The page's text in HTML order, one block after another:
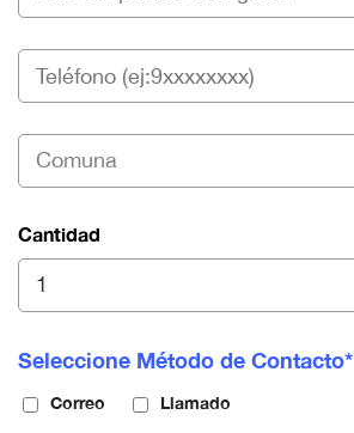
Cantidad
Seleccione Método de Contacto*
Correo Llamado